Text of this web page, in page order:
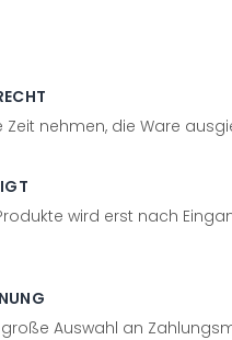
Zeit nehmen, die Ware
wird erst nach
Auswahl an